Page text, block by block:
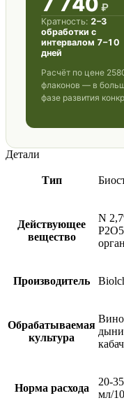
₽
Кратность: 2–3
обработки с
интервалом 7–10
дней
Расчёт по цене
флаконов — в
фазе развития
Детали
Тип
Действующее
вещество
N
Производитель
Обрабатываемая
культура
Норма расхода
20-
мл/